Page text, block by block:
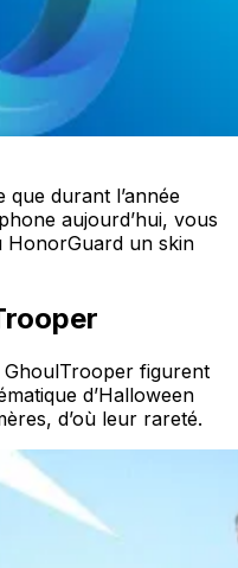
que durant l’année
aujourd’hui, vous
HonorGuard un skin
figurent
d’Halloween
d’où leur rareté.